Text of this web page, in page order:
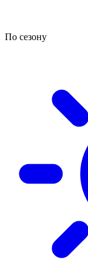
По сезону